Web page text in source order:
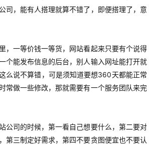
司，能有人搭理就算不错了，即便搭理了，意
，一等价钱一等货，网站看起来只要有个说得
个能发布信息的后台，别人输入网址能打开就
么说不算错，可是须知道要想360天都能正常
常做一些修改，那就需要有一个服务团队来完
公司的时候，第一看自己想要什么，第二要对
第三制定好需求，第四不要贪图便宜也不要认